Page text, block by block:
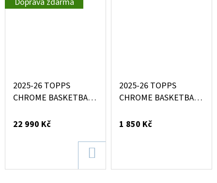
2025-26 TOPPS
CHROME BASKETBALL
22 990 Kč
KOŠÍKU
2025-26 TOPPS
CHROME BASKETBALL
1 850 Kč